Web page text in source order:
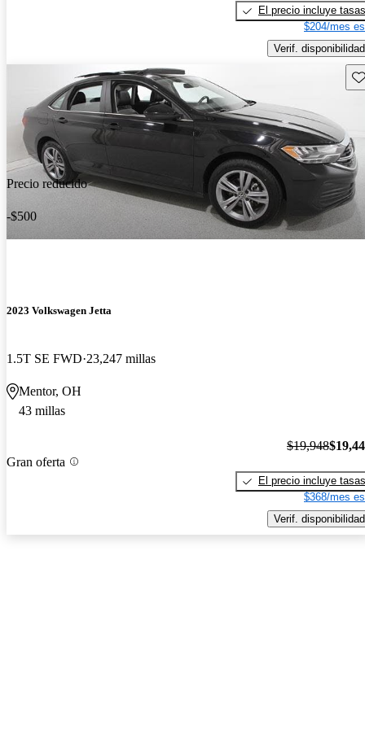
El precio incluye tasas
$204/mes
Verif. disponibilidad
Precio reducido
-$500
2023 Volkswagen Jetta
1.5T SE FWD 23,247 millas
Mentor, OH
43 millas
Gran oferta
$19,948
El precio incluye tasas
$368/mes
Verif. disponibilidad